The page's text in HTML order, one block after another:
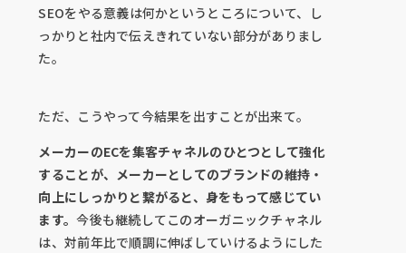
SEOをやる意義は何かというところについて、し
っかりと社内で伝えきれていない部分がありまし
た。
ただ、こうやって今結果を出すことが出来て。
メーカーのECを集客チャネルのひとつとして強化
することが、メーカーとしてのブランドの維持・
向上にしっかりと繋がると、身をもって感じてい
ます。今後も継続してこのオーガニックチャネル
は、対前年比で順調に伸ばしていけるようにした